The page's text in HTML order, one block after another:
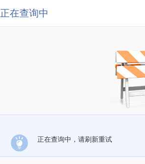
正在查询中
正在查询中，请刷新重试